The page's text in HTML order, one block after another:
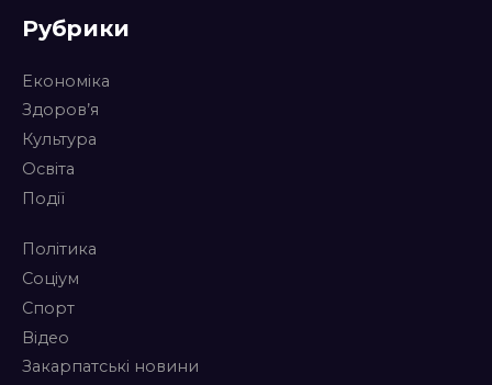
Рубрики
Економіка
Здоров’я
Культура
Освіта
Події
Політика
Соціум
Спорт
Відео
Закарпатські новини